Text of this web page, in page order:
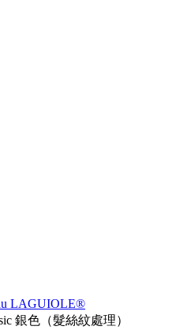
LAGUIOLE®
銀色（髮絲紋處理）